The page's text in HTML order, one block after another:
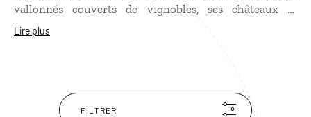
vallonnés couverts de vignobles, ses châteaux et
manoirs, ses villages bucoliques et ses stations
présence dans cette ville pour visiter son musée de
l'homme de Néandertal. Et si vous ne deviez découvrir
Lire plus
FILTRER